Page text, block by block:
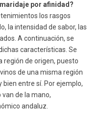
por afinidad?
los rasgos
la intensidad de sabor, las
A continuación, se
características. Se
región de origen, puesto
de una misma región
entre sí. Por ejemplo,
de la mano,
andaluz.